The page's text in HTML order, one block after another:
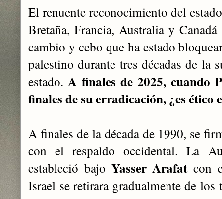
El renuente reconocimiento del
Bretaña, Francia, Australia y Canadá
cambio y cebo que ha estado
palestino durante tres décadas de la
estado. A finales de 2025, cuando
finales de su erradicación, ¿es ético
A finales de la década de 1990, se
con el respaldo occidental. La
estableció bajo Yasser Arafatcon
Israel se retirara gradualmente de